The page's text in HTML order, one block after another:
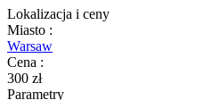
Lokalizacja i ceny
Miasto :
Warsaw
Cena :
300 zł
Parametry